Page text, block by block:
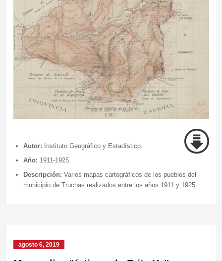
Autor: Instituto Geográfico y Estadístico.
Año: 1911-1925.
Descripción: Varios mapas cartográficos de los pueblos del
municipio de Truchas realizados entre los años 1911 y 1925.
agosto 6, 2019